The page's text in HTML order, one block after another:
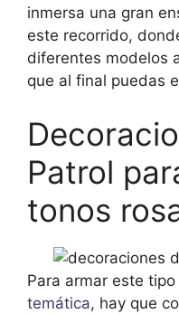
inmersa una gran
este recorrido,
diferentes modelos
que al final puedas
Patrol
tonos
Para armar este tipo
temática, hay que